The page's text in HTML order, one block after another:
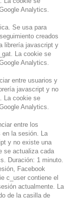
Analytics.
Se usa para
creados
librería javascript y
La cookie se
Analytics.
entre usuarios y
javascript y no
La cookie se
Analytics.
entre los
en la sesión. La
y no existe una
se actualiza cada
Duración: 1 minuto.
Facebook
c_user contiene el
actualmente. La
de la casilla de